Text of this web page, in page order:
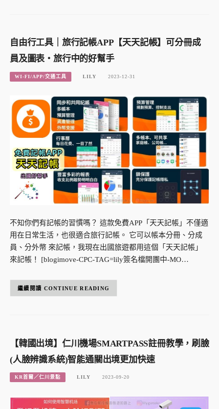
自由行工具｜旅行記帳APP【天天記帳】可分冊成
員及圖表・旅行中的好幫手
WI-FI/APP/交通工具 LILY 2023-12-31
不知你們有記帳的習慣嗎？ 這款免費APP「天天記帳」不僅適
用在日常生活，也很適合旅行記帳。 它可以帳本分冊、分成
員、分外幣 來記帳，我現在出國旅遊都用這個「天天記帳」
來記帳！ [blogimove-CPC-TAG=lily簽名檔開團中-MO…
CONTINUE READING
【韓國出境】仁川機場SMARTPASS註冊教學，刷臉
(人臉辨識系統)智能通關出境更加快速
KR首爾／仁川景點 LILY 2023-09-20